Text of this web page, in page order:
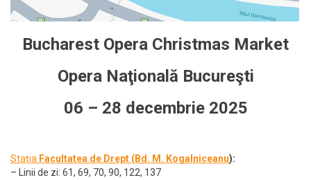
Bucharest Opera Christmas Market
Opera Naţională Bucureşti
06 – 28 decembrie 2025
Staţia Facultatea de Drept (Bd. M. Kogalniceanu):
– Linii de zi: 61, 69, 70, 90, 122, 137